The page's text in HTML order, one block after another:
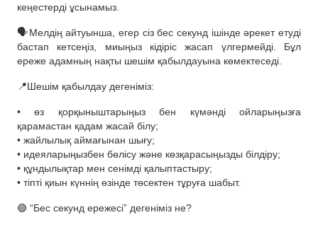
кеңестерді ұсынамыз.
🗣️Мелдің айтуынша, егер сіз бес секунд ішінде әрекет етуді
бастап кетсеңіз, миыңыз кідіріс жасап үлгермейді. Бұл
ереже адамның нақты шешім қабылдауына көмектеседі.
📍Шешім қабылдау дегеніміз:
• өз қорқыныштарыңыз бен күмәнді ойларыңызға
қарамастан қадам жасай білу;
• жайлылық аймағынан шығу;
• идеяларыңызбен бөлісу және көзқарасыңызды білдіру;
• құндылықтар мен сенімді қалыптастыру;
• тіпті қиын күннің өзінде төсектен тұруға шабыт.
🟢 “Бес секунд ережесі” дегеніміз не?